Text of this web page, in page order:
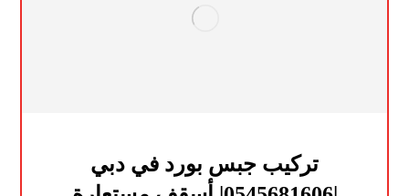
تركيب جبس بورد في دبي